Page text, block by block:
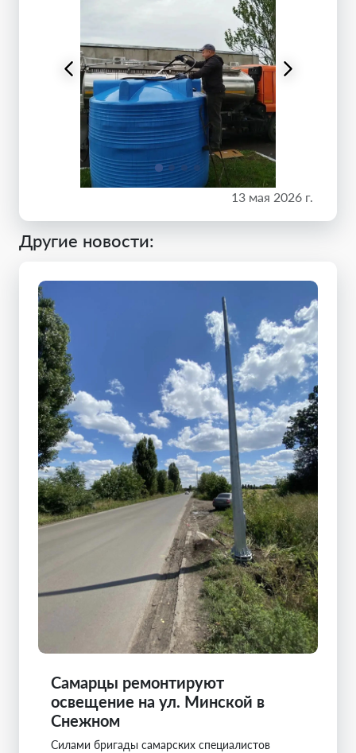
13 мая 2026 г.
Другие новости:
Самарцы ремонтируют
освещение на ул. Минской в
Снежном
Силами бригады самарских специалистов